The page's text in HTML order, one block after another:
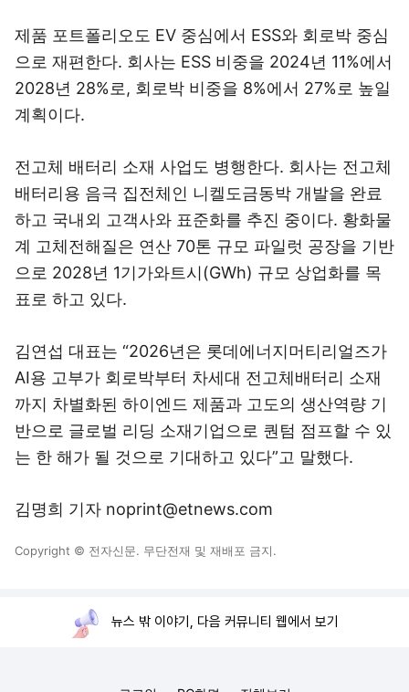
제품 포트폴리오도 EV 중심에서 ESS와 회로박 중심
으로 재편한다. 회사는 ESS 비중을 2024년 11%에서
2028년 28%로, 회로박 비중을 8%에서 27%로 높일
계획이다.
전고체 배터리 소재 사업도 병행한다. 회사는 전고체
배터리용 음극 집전체인 니켈도금동박 개발을 완료
하고 국내외 고객사와 표준화를 추진 중이다. 황화물
계 고체전해질은 연산 70톤 규모 파일럿 공장을 기반
으로 2028년 1기가와트시(GWh) 규모 상업화를 목
표로 하고 있다.
김연섭 대표는 “2026년은 롯데에너지머티리얼즈가
AI용 고부가 회로박부터 차세대 전고체배터리 소재
까지 차별화된 하이엔드 제품과 고도의 생산역량 기
반으로 글로벌 리딩 소재기업으로 퀀텀 점프할 수 있
는 한 해가 될 것으로 기대하고 있다”고 말했다.
김명희 기자 noprint@etnews.com
Copyright © 전자신문. 무단전재 및 재배포 금지.
뉴스 밖 이야기, 다음 커뮤니티 웹에서 보기